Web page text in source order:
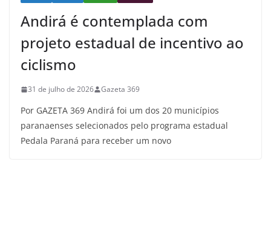
Andirá é contemplada com
projeto estadual de incentivo ao
ciclismo
31 de julho de 2026 Gazeta 369
Por GAZETA 369 Andirá foi um dos 20 municípios
paranaenses selecionados pelo programa estadual
Pedala Paraná para receber um novo